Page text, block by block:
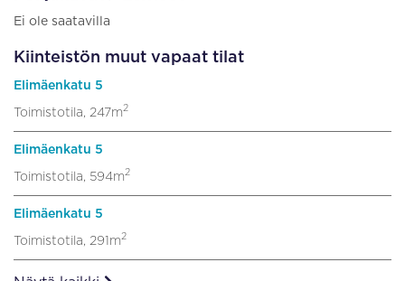
Ei ole saatavilla
Kiinteistön muut vapaat tilat
Elimäenkatu 5
Toimistotila, 247m2
Elimäenkatu 5
Toimistotila, 594m2
Elimäenkatu 5
Toimistotila, 291m2